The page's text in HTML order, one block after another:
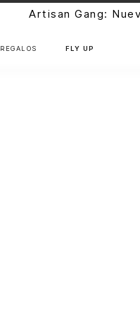
Artisan Gang:
REGALOS FLY UP